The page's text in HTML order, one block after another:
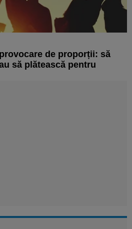
de proporții: să
să plătească pentru